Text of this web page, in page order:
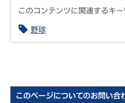
このコンテンツに関連するキー
野球
このページについてのお問い合